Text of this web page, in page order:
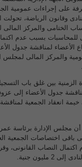
على إجراءات عمومية
وقانون الرياضة، تحولت
الختامى والمركز المالى
للمحاسبات بسبب عدم
الأعضاء لمناقشة جدول
والمركز المالى لمجلس
الزمنية بين غلق باب
جدول الأعضاء إلى
انعقاد الجمعية
أن مجلس الإدارة برئاسة
باقى اختصاصات الجمعية
اكتمال النصاب القانونى،
2 مليون جنية.